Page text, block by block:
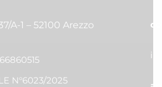
A-1 – 52100 Arezzo
N°6023/2025